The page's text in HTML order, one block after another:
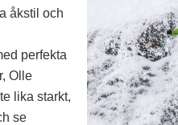
åkstil och
perfekta
Olle
lika starkt,
se